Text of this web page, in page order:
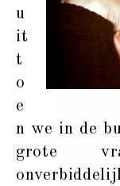
u
it
t
o
e
n we in de
grote